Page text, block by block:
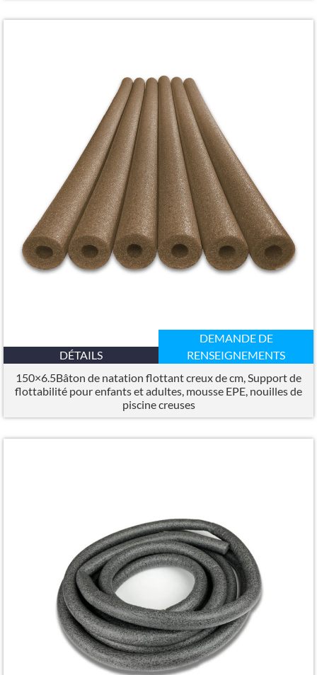
DÉTAILS
DEMANDE DE
RENSEIGNEMENTS
150×6.5Bâton de natation flottant creux de cm, Support de
flottabilité pour enfants et adultes, mousse EPE, nouilles de
piscine creuses